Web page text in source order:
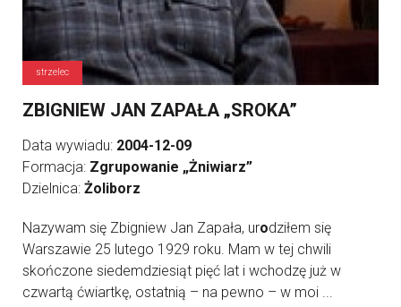
strzelec
ZBIGNIEW JAN ZAPAŁA „SROKA”
Data wywiadu: 2004-12-09
Formacja: Zgrupowanie „Żniwiarz”
Dzielnica: Żoliborz
Nazywam się Zbigniew Jan Zapała, urodziłem się
Warszawie 25 lutego 1929 roku. Mam w tej chwili
skończone siedemdziesiąt pięć lat i wchodzę już w
czwartą ćwiartkę, ostatnią – na pewno – w moi ...